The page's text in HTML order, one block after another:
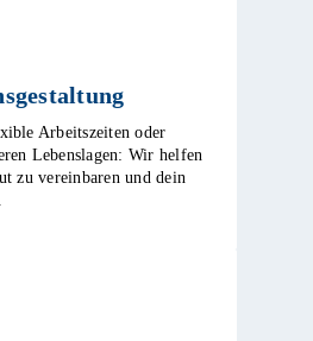
Arbeitszeiten oder
Lebenslagen: Wir helfen
zu vereinbaren und dein